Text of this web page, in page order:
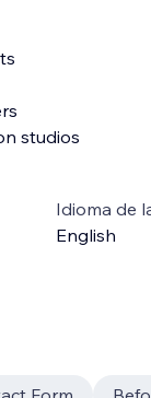
studios
Idioma de
English